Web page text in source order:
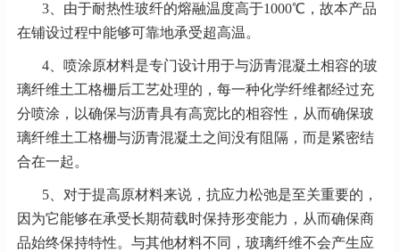
3、由于耐热性玻纤的熔融温度高于1000℃，故本产品
在铺设过程中能够可靠地承受超高温。
4、喷涂原材料是专门设计用于与沥青混凝土相容的玻
璃纤维土工格栅后工艺处理的，每一种化学纤维都经过充
分喷涂，以确保与沥青具有高宽比的相容性，从而确保玻
璃纤维土工格栅与沥青混凝土之间没有阻隔，而是紧密结
合在一起。
5、对于提高原材料来说，抗应力松弛是至关重要的，
因为它能够在承受长期荷载时保持形变能力，从而确保商
品始终保持特性。与其他材料不同，玻璃纤维不会产生应